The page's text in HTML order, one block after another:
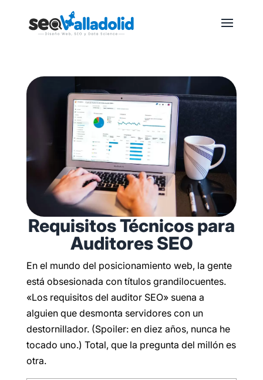
Requisitos Técnicos para
Auditores SEO
En el mundo del posicionamiento web, la gente
está obsesionada con títulos grandilocuentes.
«Los requisitos del auditor SEO» suena a
alguien que desmonta servidores con un
destornillador. (Spoiler: en diez años, nunca he
tocado uno.) Total, que la pregunta del millón es
otra.